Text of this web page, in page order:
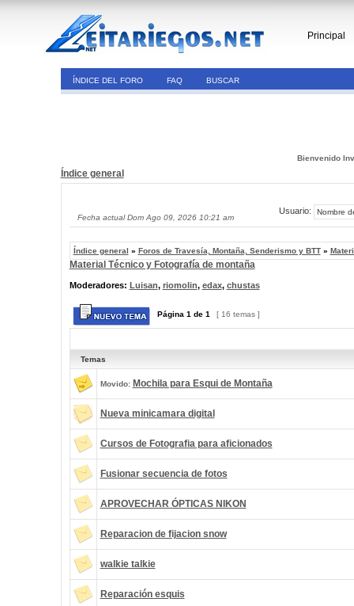
Principal
ÍNDICE DEL FORO FAQ BUSCAR
Bienvenido
Índice general
Fecha actual Dom Ago 09, 2026 10:21 am
Usuario:
Índice general » Foros de Travesía, Montaña, Senderismo y BTT»
Material Técnico y Fotografía de montaña
Moderadores: Luisan, riomolin, edax, chustas
Página 1 de 1 [ 16 temas ]
Temas
Movido: Mochila para Esqui de Montaña
Nueva minicamara digital
Cursos de Fotografia para aficionados
Fusionar secuencia de fotos
APROVECHAR ÓPTICAS NIKON
Reparacion de fijacion snow
walkie talkie
Reparación esquis